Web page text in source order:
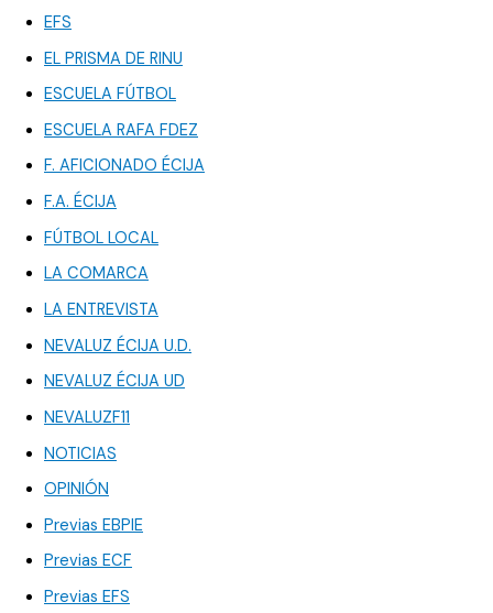
EFS
EL PRISMA DE RINU
ESCUELA FÚTBOL
ESCUELA RAFA FDEZ
F. AFICIONADO ÉCIJA
F.A. ÉCIJA
FÚTBOL LOCAL
LA COMARCA
LA ENTREVISTA
NEVALUZ ÉCIJA U.D.
NEVALUZ ÉCIJA UD
NEVALUZF11
NOTICIAS
OPINIÓN
Previas EBPIE
Previas ECF
Previas EFS